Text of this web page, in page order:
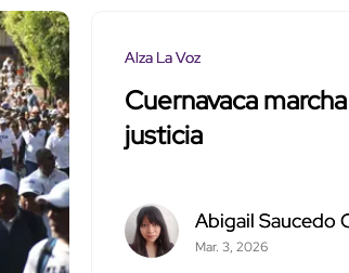
Alza La Voz
Cuernavaca
justicia
Abigail Saucedo
Mar. 3, 2026